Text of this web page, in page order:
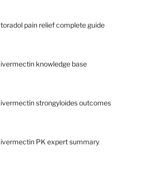
toradol pain relief complete guide
ivermectin knowledge base
ivermectin strongyloides outcomes
ivermectin PK expert summary